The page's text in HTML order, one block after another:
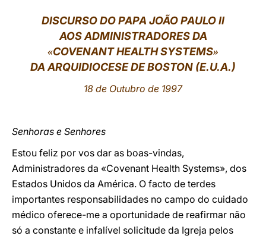
中文
LATINE
DISCURSO DO PAPA JOÃO PAULO II
AOS ADMINISTRADORES DA
«COVENANT HEALTH SYSTEMS»
DA ARQUIDIOCESE DE BOSTON (E.U.A.)
18 de Outubro de 1997
Senhoras e Senhores
Estou feliz por vos dar as boas-vindas,
Administradores da «Covenant Health Systems», dos
Estados Unidos da América. O facto de terdes
importantes responsabilidades no campo do cuidado
médico oferece-me a oportunidade de reafirmar não
só a constante e infalível solicitude da Igreja pelos